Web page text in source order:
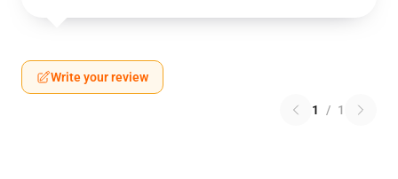
Write your review
1 / 1